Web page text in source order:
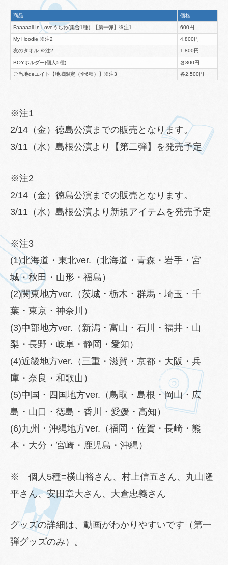
商品 価格
Faaaaall In Loveうちわ(集合1種）【第一弾】※注1 600円
My Hoodie ※注2 4,800円
友のタオル ※注2 1,800円
BOYホルダー(個人5種) 各800円
ご当地deエイト【地域限定（全6種）】※注3 各2,500円
※注1
2/14（金）徳島公演までの販売となります。
3/11（水）島根公演より【第二弾】を発売予定
※注2
2/14（金）徳島公演までの販売となります。
3/11（水）島根公演より新規アイテムを発売予定
※注3
(1)北海道・東北ver.（北海道・青森・岩手・宮
城・秋田・山形・福島）
(2)関東地方ver.（茨城・栃木・群馬・埼玉・千
葉・東京・神奈川）
(3)中部地方ver.（新潟・富山・石川・福井・山
梨・長野・岐阜・静岡・愛知）
(4)近畿地方ver.（三重・滋賀・京都・大阪・兵
庫・奈良・和歌山）
(5)中国・四国地方ver.（鳥取・島根・岡山・広
島・山口・徳島・香川・愛媛・高知）
(6)九州・沖縄地方ver.（福岡・佐賀・長崎・熊
本・大分・宮崎・鹿児島・沖縄）
※ 個人5種=横山裕さん、村上信五さん、丸山隆
平さん、安田章大さん、大倉忠義さん
グッズの詳細は、動画がわかりやすいです（第一
弾グッズのみ）。